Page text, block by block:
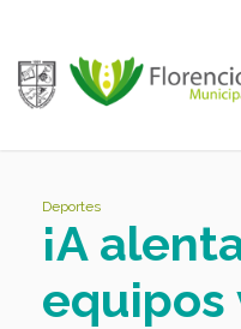
Deportes
¡A
equipos